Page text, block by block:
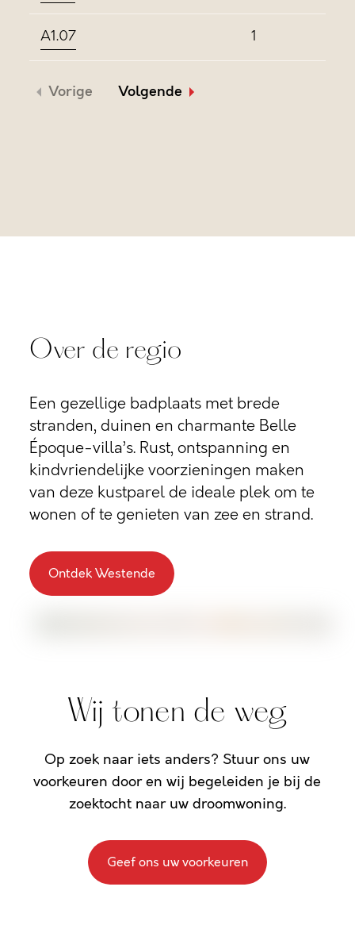
A1.07 1
Vorige Volgende
Over de regio
Een gezellige badplaats met brede
stranden, duinen en charmante Belle
Époque-villa’s. Rust, ontspanning en
kindvriendelijke voorzieningen maken
van deze kustparel de ideale plek om te
wonen of te genieten van zee en strand.
Ontdek Westende
Wij tonen de weg
Op zoek naar iets anders? Stuur ons uw
voorkeuren door en wij begeleiden je bij de
zoektocht naar uw droomwoning.
Geef ons uw voorkeuren